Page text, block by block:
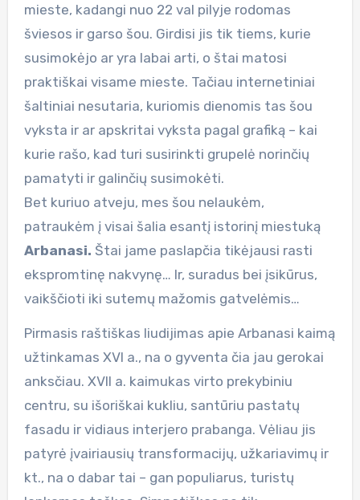
mieste, kadangi nuo 22 val pilyje rodomas
šviesos ir garso šou. Girdisi jis tik tiems, kurie
susimokėjo ar yra labai arti, o štai matosi
praktiškai visame mieste. Tačiau internetiniai
šaltiniai nesutaria, kuriomis dienomis tas šou
vyksta ir ar apskritai vyksta pagal grafiką – kai
kurie rašo, kad turi susirinkti grupelė norinčių
pamatyti ir galinčių susimokėti.
Bet kuriuo atveju, mes šou nelaukėm,
patraukėm į visai šalia esantį istorinį miestuką
Arbanasi. Štai jame paslapčia tikėjausi rasti
ekspromtinę nakvynę… Ir, suradus bei įsikūrus,
vaikščioti iki sutemų mažomis gatvelėmis…
Pirmasis raštiškas liudijimas apie Arbanasi kaimą
užtinkamas XVI a., na o gyventa čia jau gerokai
anksčiau. ХVІІ a. kaimukas virto prekybiniu
centru, su išoriškai kukliu, santūriu pastatų
fasadu ir vidiaus interjero prabanga. Vėliau jis
patyrė įvairiausių transformacijų, užkariavimų ir
kt., na o dabar tai – gan populiarus, turistų